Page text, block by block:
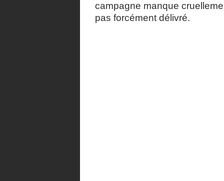
campagne manque
pas forcément délivré.